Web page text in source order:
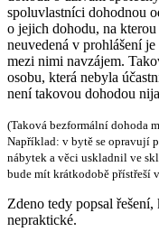
spoluvlastníci dohodnou
o jejich dohodu, na
neuvedená v prohlášení
mezi nimi navzájem.
osobu, která nebyla
není takovou dohodou
(Taková bezformální dohoda
Například: v bytě se opravují
nábytek a věci uskladnil ve
bude mít krátkodobě přístřeší
Zdeno tedy popsal
nepraktické.